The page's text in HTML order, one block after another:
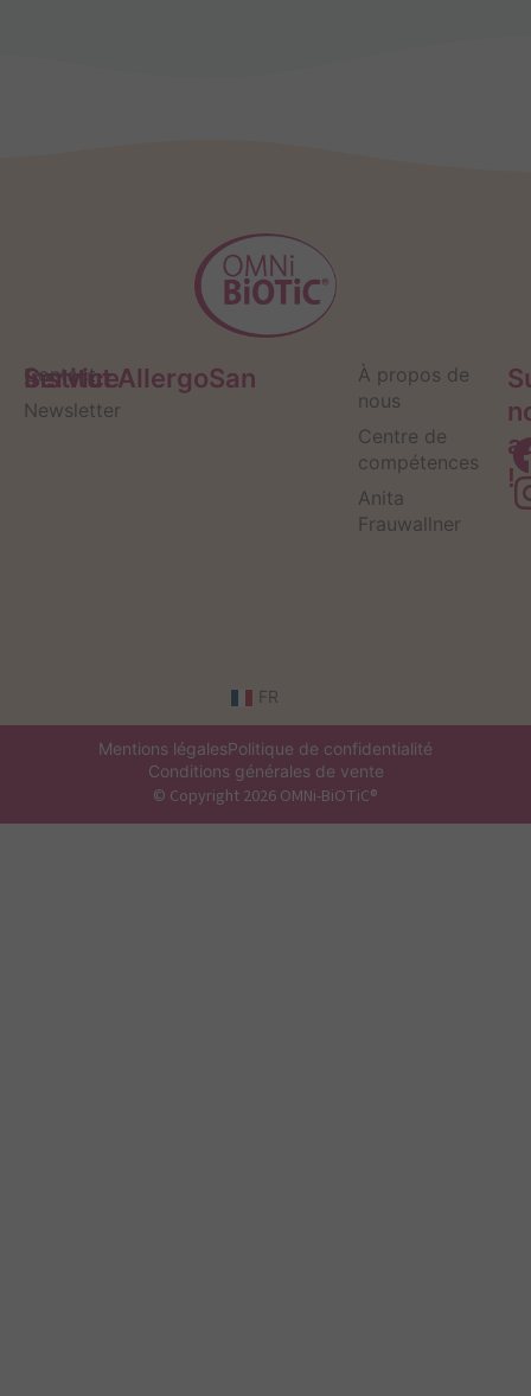
Service
Contact
Newsletter
Institut AllergoSan
À propos de
nous
Centre de
compétences
Anita
Frauwallner
!
FR
Mentions légalesPolitique de confidentialité
Conditions générales de vente
© Copyright 2026 OMNi-BiOTiC®